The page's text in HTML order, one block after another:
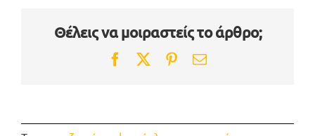
Θέλεις να μοιραστείς το άρθρο;
Facebook
TwitterPinterest
Email